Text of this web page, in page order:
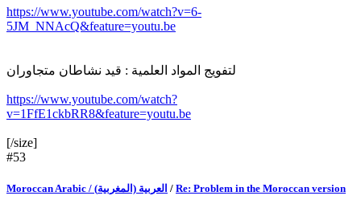
https://www.youtube.com/watch?v=6-
5JM_NNAcQ&feature=youtu.be
لتفويج المواد العلمية : قيد نشاطان متجاوران
https://www.youtube.com/watch?
v=1FfE1ckbRR8&feature=youtu.be
[/size]
#53
Moroccan Arabic / (العربية (المغربية / Re: Problem in the Moroccan version